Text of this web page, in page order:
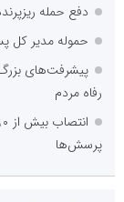
دفع حمله
حموله مدیر کل
پیشرفت‌های
رفاه مردم
پرسش‌ها